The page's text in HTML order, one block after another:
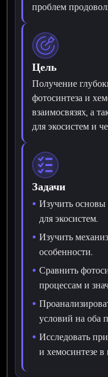
проблем
Цель
Получение
фотосинтеза и
взаимосвязях, а
для экосистем и
Задачи
Изучить основы
для экосистем.
Изучить
особенности.
Сравнить
процессам и
условий на оба
Исследовать
и хемосинтезе